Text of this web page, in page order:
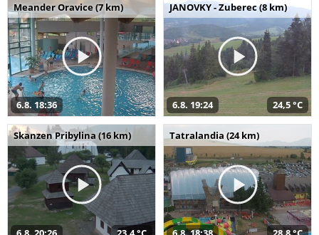
Meander Oravice (7 km)
6.8. 18:36
JANOVKY - Zuberec (8 km)
6.8. 19:24 24,5 °C
Skanzen Pribylina (16 km) Tatralandia (24 km)